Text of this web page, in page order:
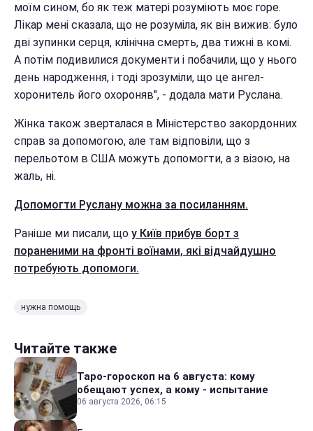
моїм сином, бо як теж матері розуміють моє горе.
Лікар мені сказала, що не розуміла, як він вижив: було
дві зупинки серця, клінічна смерть, два тижні в комі.
А потім подивилися документи і побачили, що у нього
день народження, і тоді зрозуміли, що це ангел-
хоронитель його охороняв", - додала мати Руслана.
Жінка також зверталася в Міністерство закордонних
справ за допомогою, але там відповіли, що з
перельотом в США можуть допомогти, а з візою, на
жаль, ні.
Допомогти Руслану можна за посиланням.
Раніше ми писали, що у Київ прибув борт з
пораненими на фронті воїнами, які відчайдушно
потребують допомоги.
нужна помощь
Читайте также
Таро-гороскоп на 6 августа: кому
обещают успех, а кому - испытание
06 августа 2026, 06:15